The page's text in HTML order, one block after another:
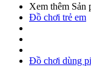
Xem thêm Sản
Đồ chơi trẻ em
Đồ chơi dùng